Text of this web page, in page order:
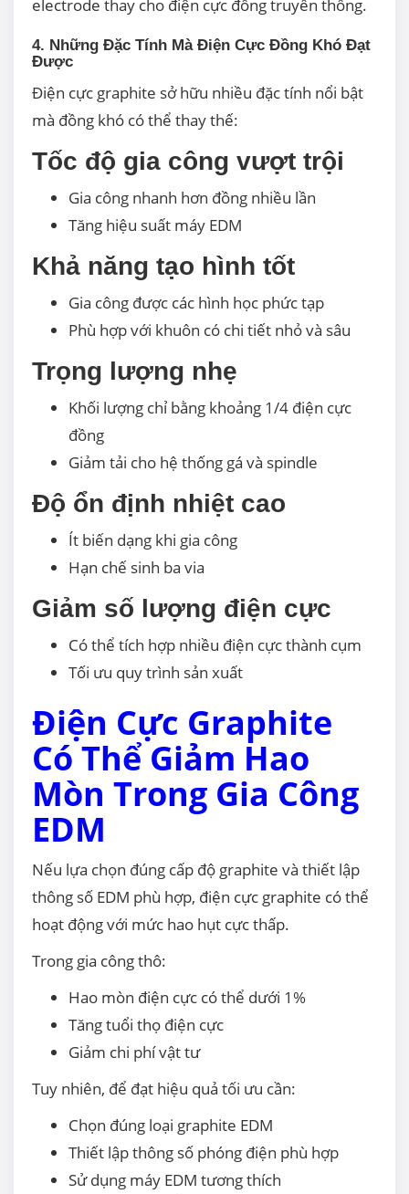
electrode thay cho điện cực đồng truyền thống.
4. Những Đặc Tính Mà Điện Cực Đồng Khó Đạt
Được
Điện cực graphite sở hữu nhiều đặc tính nổi bật
mà đồng khó có thể thay thế:
Tốc độ gia công vượt trội
Gia công nhanh hơn đồng nhiều lần
Tăng hiệu suất máy EDM
Khả năng tạo hình tốt
Gia công được các hình học phức tạp
Phù hợp với khuôn có chi tiết nhỏ và sâu
Trọng lượng nhẹ
Khối lượng chỉ bằng khoảng 1/4 điện cực
đồng
Giảm tải cho hệ thống gá và spindle
Độ ổn định nhiệt cao
Ít biến dạng khi gia công
Hạn chế sinh ba via
Giảm số lượng điện cực
Có thể tích hợp nhiều điện cực thành cụm
Tối ưu quy trình sản xuất
Điện Cực Graphite
Có Thể Giảm Hao
Mòn Trong Gia Công
EDM
Nếu lựa chọn đúng cấp độ graphite và thiết lập
thông số EDM phù hợp, điện cực graphite có thể
hoạt động với mức hao hụt cực thấp.
Trong gia công thô:
Hao mòn điện cực có thể dưới 1%
Tăng tuổi thọ điện cực
Giảm chi phí vật tư
Tuy nhiên, để đạt hiệu quả tối ưu cần:
Chọn đúng loại graphite EDM
Thiết lập thông số phóng điện phù hợp
Sử dụng máy EDM tương thích